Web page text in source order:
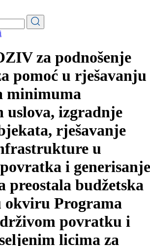
Prača
za podnošenje
pomoć u rješavanju
minimuma
uslova, izgradnje
rješavanje
u
i generisanje
preostala budžetska
okviru Programa